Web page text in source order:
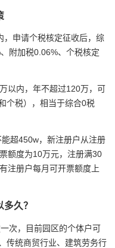
，申请个税核定征收后，综
附加税0.06%、个税核定
以内，年不超过120万，可
个税），相当于综合0税
超450w，新注册户从注册
额度为10万元，注册满30
注册户每月可开票额度上
久？
，目前园区的个体户可
传统商贸行业、建筑劳务行